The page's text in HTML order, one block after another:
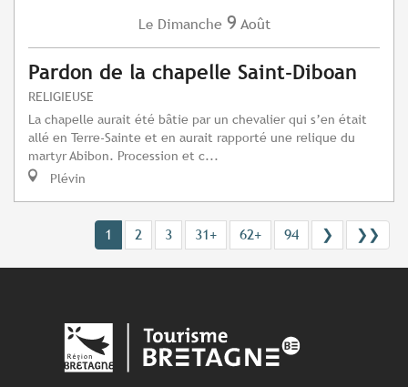
Le Dimanche 9 Août
Pardon de la chapelle Saint-Diboan
RELIGIEUSE
La chapelle aurait été bâtie par un chevalier qui s’en était
allé en Terre-Sainte et en aurait rapporté une relique du
martyr Abibon. Procession et c...
Plévin
1 2 3 31+ 62+ 94 ❯ ❯❯